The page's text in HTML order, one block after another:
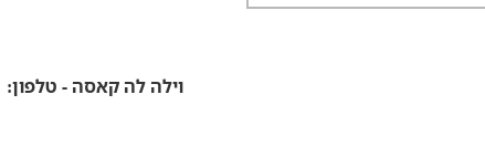
וילה לה קאסה - טלפון: